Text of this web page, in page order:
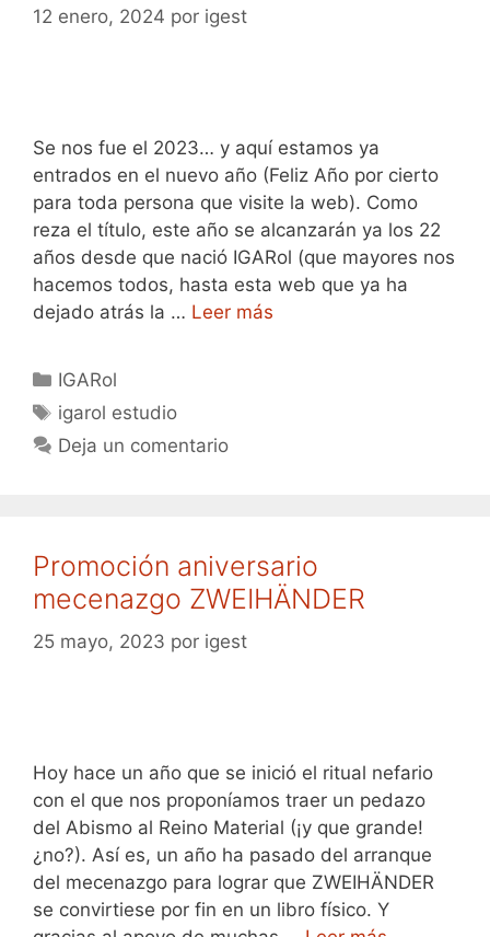
12 enero, 2024 por igest
Se nos fue el 2023… y aquí estamos ya
entrados en el nuevo año (Feliz Año por cierto
para toda persona que visite la web). Como
reza el título, este año se alcanzarán ya los 22
años desde que nació IGARol (que mayores nos
hacemos todos, hasta esta web que ya ha
dejado atrás la … Leer más
Categorías
IGARol
Etiquetas
igarol estudio
Deja un comentario
Promoción aniversario
mecenazgo ZWEIHÄNDER
25 mayo, 2023 por igest
Hoy hace un año que se inició el ritual nefario
con el que nos proponíamos traer un pedazo
del Abismo al Reino Material (¡y que grande!
¿no?). Así es, un año ha pasado del arranque
del mecenazgo para lograr que ZWEIHÄNDER
se convirtiese por fin en un libro físico. Y